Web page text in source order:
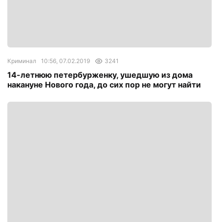
Криминал 10:56, 07.02.2019 3241
14-летнюю петербурженку, ушедшую из дома
накануне Нового года, до сих пор не могут найти